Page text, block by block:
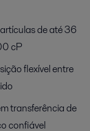
de até 36
cP
flexível entre
transferência de
confiável